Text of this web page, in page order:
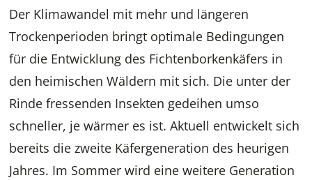
Der Klimawandel mit mehr und längeren
Trockenperioden bringt optimale Bedingungen
für die Entwicklung des Fichtenborkenkäfers in
den heimischen Wäldern mit sich. Die unter der
Rinde fressenden Insekten gedeihen umso
schneller, je wärmer es ist. Aktuell entwickelt sich
bereits die zweite Käfergeneration des heurigen
Jahres. Im Sommer wird eine weitere Generation